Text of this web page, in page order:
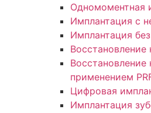
Одномоментная
Имплантация с
Имплантация
Восстановление
Восстановление
применением
Цифровая
Имплантация